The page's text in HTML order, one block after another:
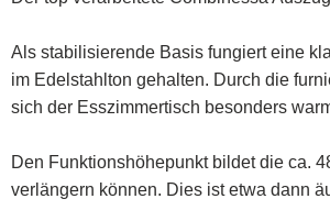
Als stabilisierende Basis fungiert eine
im Edelstahlton gehalten. Durch die
sich der Esszimmertisch besonders
Den Funktionshöhepunkt bildet die ca.
verlängern können. Dies ist etwa dann